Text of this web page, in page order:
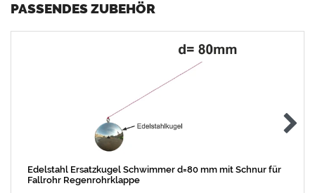
PASSENDES ZUBEHÖR
Edelstahl Ersatzkugel Schwimmer d=80 mm mit Schnur für
Fallrohr Regenrohrklappe